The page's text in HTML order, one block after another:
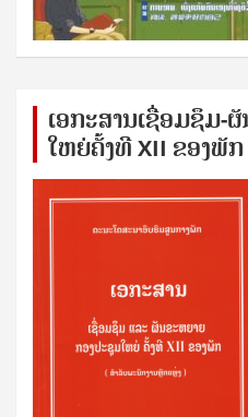
ເອກ​ະ​ສານ​ເຊ​ື່ອມ​ຊ​ຶມ-
ໃຫຍ່​ຄັ້ງ​ທີ XII ຂອງ​ພັກ